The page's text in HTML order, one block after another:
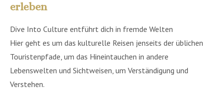
erleben
Dive Into Culture entführt dich in fremde Welten
Hier geht es um das kulturelle Reisen jenseits der üblichen
Touristenpfade, um das Hineintauchen in andere
Lebenswelten und Sichtweisen, um Verständigung und
Verstehen.